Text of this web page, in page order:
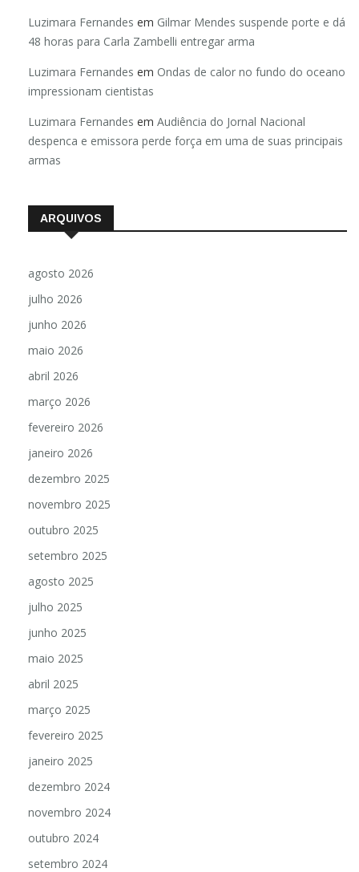
Luzimara Fernandes em Gilmar Mendes suspende porte e dá
48 horas para Carla Zambelli entregar arma
Luzimara Fernandes em Ondas de calor no fundo do oceano
impressionam cientistas
Luzimara Fernandes em Audiência do Jornal Nacional
despenca e emissora perde força em uma de suas principais
armas
ARQUIVOS
agosto 2026
julho 2026
junho 2026
maio 2026
abril 2026
março 2026
fevereiro 2026
janeiro 2026
dezembro 2025
novembro 2025
outubro 2025
setembro 2025
agosto 2025
julho 2025
junho 2025
maio 2025
abril 2025
março 2025
fevereiro 2025
janeiro 2025
dezembro 2024
novembro 2024
outubro 2024
setembro 2024